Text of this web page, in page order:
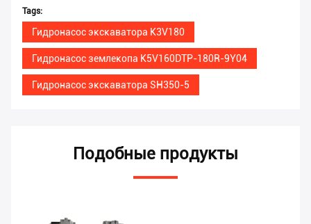
Tags:
Гидронасос экскаватора K3V180
Гидронасос землекопа K5V160DTP-180R-9Y04
Гидронасос экскаватора SH350-5
Подобные продукты